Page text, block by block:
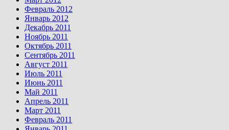
Февраль 2012
Январь 2012
Декабрь 2011
Ноябрь 2011
Октябрь 2011
Сентябрь 2011
Август 2011
Июль 2011
Июнь 2011
Май 2011
Апрель 2011
Март 2011
Февраль 2011